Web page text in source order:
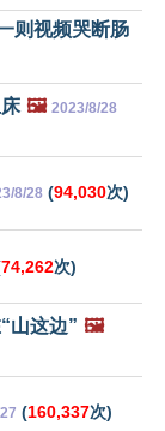
则视频哭断肠
🖼️ 2023/8/28
8/28 (94,030次)
74,262次)
山这边” 🖼️
(160,337次)